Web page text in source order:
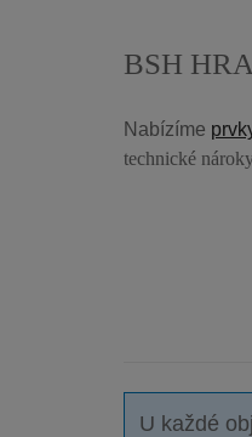
BSH
Nabízíme
technické
U každé